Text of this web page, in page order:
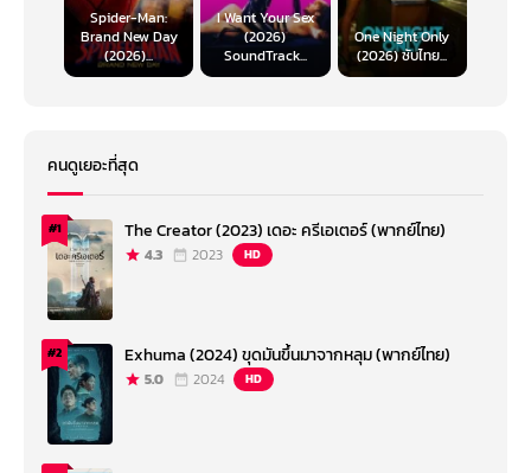
Spider-Man:
Brand New Day
(2026)...
I Want Your Sex
(2026)
SoundTrack...
One Night Only
(2026) ซับไทย...
คนดูเยอะที่สุด
#1 The Creator (2023) เดอะ ครีเอเตอร์ (พากย์ไทย)
4.3 2023 HD
#2 Exhuma (2024) ขุดมันขึ้นมาจากหลุม (พากย์ไทย)
5.0 2024 HD